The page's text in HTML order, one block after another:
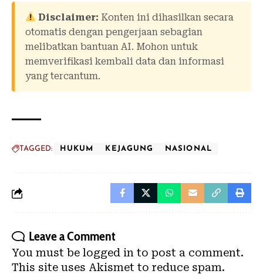
Disclaimer: Konten ini dihasilkan secara
otomatis dengan pengerjaan sebagian
melibatkan bantuan AI. Mohon untuk
memverifikasi kembali data dan informasi
yang tercantum.
TAGGED: HUKUM KEJAGUNG NASIONAL
Leave a Comment
You must be logged in to post a comment.
This site uses Akismet to reduce spam.